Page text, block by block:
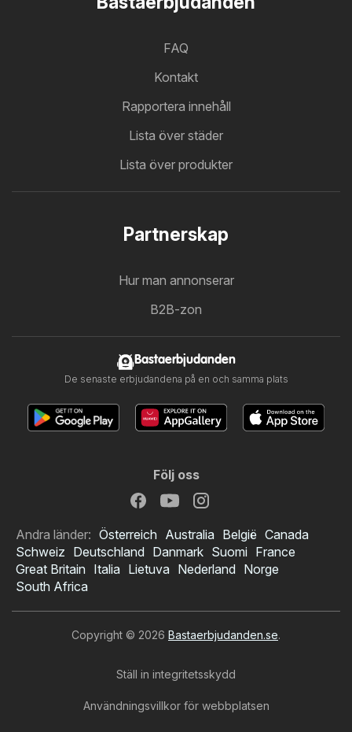
FAQ
Kontakt
Rapportera innehåll
Lista över städer
Lista över produkter
Partnerskap
Hur man annonserar
B2B-zon
Bastaerbjudanden
De senaste erbjudandena på en och samma plats
Följ oss
Andra länder: Österreich Australia België Canada
Schweiz Deutschland Danmark Suomi France
Great Britain Italia Lietuva Nederland Norge
South Africa
Copyright © 2026 Bastaerbjudanden.se.
Ställ in integritetsskydd
Användningsvillkor för webbplatsen